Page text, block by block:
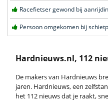
Racefietser gewond bij
Persoon omgekomen bij
Hardnieuws.nl, 112
De makers van Hardnieuws
jaren. Hardnieuws, een
het 112 nieuws dat je raakt,